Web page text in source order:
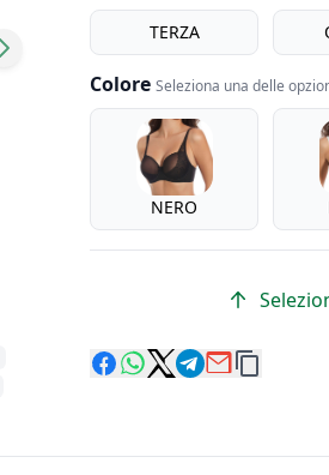
MisuraTERZA
Colore Seleziona una delle
Colore
NERO